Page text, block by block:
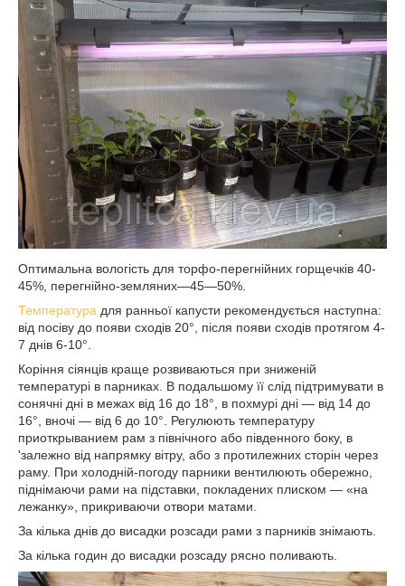
Оптимальна вологість для торфо-перегнійних горщечків 40-
45%, перегнійно-земляних—45—50%.
Температура для ранньої капусти рекомендується наступна:
від посіву до появи сходів 20°, після появи сходів протягом 4-
7 днів 6-10°.
Коріння сіянців краще розвиваються при зниженій
температурі в парниках. В подальшому її слід підтримувати в
сонячні дні в межах від 16 до 18°, в похмурі дні — від 14 до
16°, вночі — від 6 до 10°. Регулюють температуру
приоткрыванием рам з північного або південного боку, в
'залежно від напрямку вітру, або з протилежних сторін через
раму. При холодній-погоду парники вентилюють обережно,
піднімаючи рами на підставки, покладених плиском — «на
лежанку», прикриваючи отвори матами.
За кілька днів до висадки розсади рами з парників знімають.
За кілька годин до висадки розсаду рясно поливають.